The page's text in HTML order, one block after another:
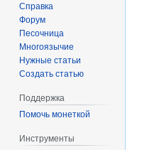
Справка
Форум
Песочница
Многоязычие
Нужные статьи
Создать статью
Поддержка
Помочь монеткой
Инструменты